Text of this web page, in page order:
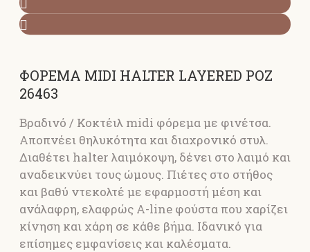
ΦΟΡΕΜΑ MIDI HALTER LAYERED ΡΟΖ
26463
Βραδινό / Κοκτέιλ midi φόρεμα με φινέτσα.
Αποπνέει θηλυκότητα και διαχρονικό στυλ.
Διαθέτει halter λαιμόκοψη, δένει στο λαιμό και
αναδεικνύει τους ώμους. Πιέτες στο στήθος
και βαθύ ντεκολτέ με εφαρμοστή μέση και
ανάλαφρη, ελαφρώς Α-line φούστα που χαρίζει
κίνηση και χάρη σε κάθε βήμα. Ιδανικό για
επίσημες εμφανίσεις και καλέσματα.